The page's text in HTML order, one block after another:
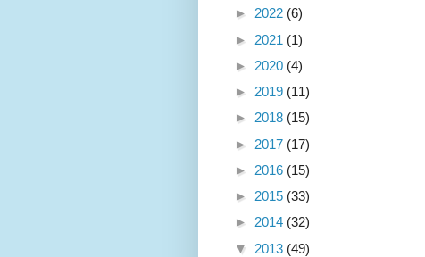
► 2022 (6)
► 2021 (1)
► 2020 (4)
► 2019 (11)
► 2018 (15)
► 2017 (17)
► 2016 (15)
► 2015 (33)
► 2014 (32)
▼ 2013 (49)